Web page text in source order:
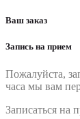
Ваш заказ
Запись на прием
Пожалуйста,
часа мы вам
Записаться на